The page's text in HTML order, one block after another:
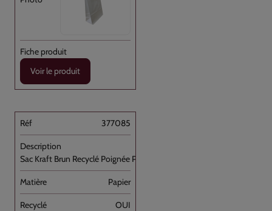
Voir le produit
377085
Sac Kraft Brun Recyclé Poignée Plate [...]
Papier
OUI